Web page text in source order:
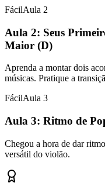
FácilAula 2
Aula 2: Seus
Maior (D)
Aprenda a montar dois
músicas. Pratique a
FácilAula 3
Aula 3: Ritmo de
Chegou a hora de dar
versátil do violão.